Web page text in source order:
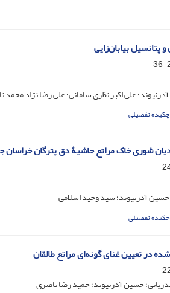
پتانسیل بیابان‌زایی
علی اکبر نظری سامانی؛ علی رضا نژاد محمد
چکیده تفصیلی
شوری خاک مراتع حاشیۀ دق پترگان خراسان
آذرنیوند؛ سید وحید اسلامی
چکیده تفصیلی
در تعیین غنای گونه‌ای مراتع طالقان
حسین آذرنیوند؛ حمید رضا ناصری